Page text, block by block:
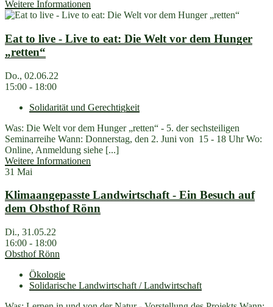
Weitere Informationen
Eat to live - Live to eat: Die Welt vor dem Hunger
„retten“
Do., 02.06.22
15:00 - 18:00
Solidarität und Gerechtigkeit
Was: Die Welt vor dem Hunger „retten“ - 5. der sechsteiligen
Seminarreihe Wann: Donnerstag, den 2. Juni von 15 - 18 Uhr Wo:
Online, Anmeldung siehe [...]
Weitere Informationen
31 Mai
Klimaangepasste Landwirtschaft - Ein Besuch auf
dem Obsthof Rönn
Di., 31.05.22
16:00 - 18:00
Obsthof Rönn
Ökologie
Solidarische Landwirtschaft / Landwirtschaft